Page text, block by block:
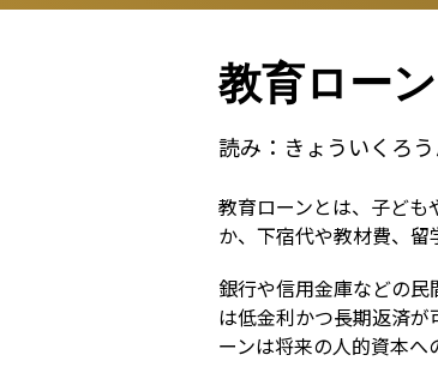
教育ローン
読み： きょういくろ
教育ローンとは、子ど
か、下宿代や教材費、留
銀行や信用金庫などの
は低金利かつ長期返済
ーンは将来の人的資本へ